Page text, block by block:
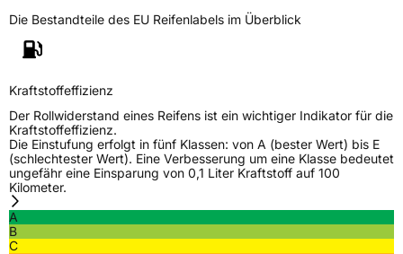
EPREL ID492327
Allgemeine Produktsicherheit (GPSR)
Herstellerkontakt
Deutschland,
Die Bestandteile des EU Reifenlabels im Überblick
Kraftstoffeffizienz
Der Rollwiderstand eines Reifens ist ein wichtiger Indikator für die
Kraftstoffeffizienz.
Die Einstufung erfolgt in fünf Klassen: von A (bester Wert) bis E
(schlechtester Wert). Eine Verbesserung um eine Klasse bedeutet
ungefähr eine Einsparung von 0,1 Liter Kraftstoff auf 100
Kilometer.
A
B
C